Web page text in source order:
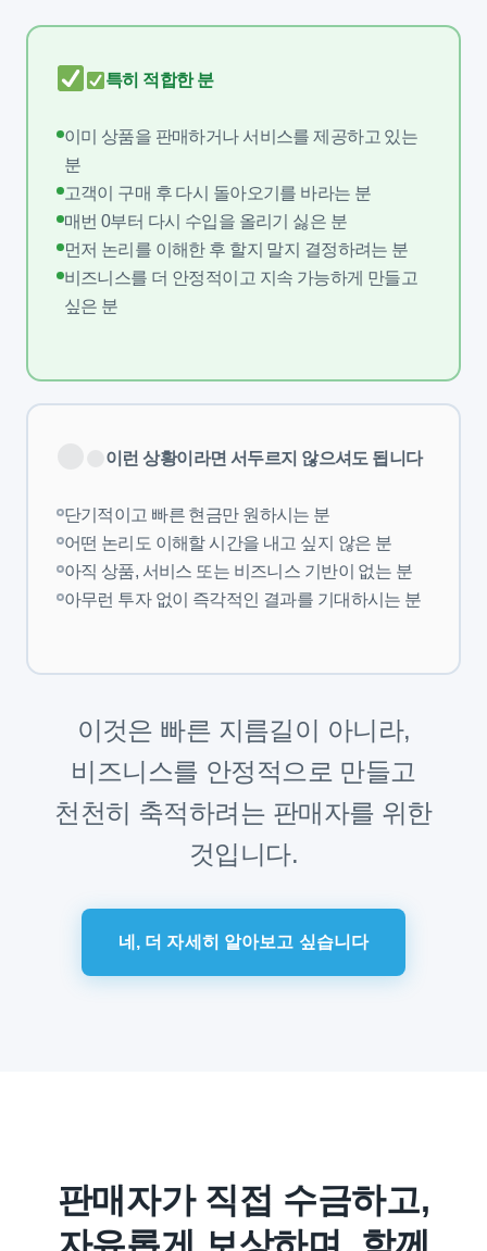
특히 적합한 분
이미 상품을 판매하거나 서비스를 제공하고 있는
분
고객이 구매 후 다시 돌아오기를 바라는 분
매번 0부터 다시 수입을 올리기 싫은 분
먼저 논리를 이해한 후 할지 말지 결정하려는 분
비즈니스를 더 안정적이고 지속 가능하게 만들고
싶은 분
이런 상황이라면 서두르지 않으셔도 됩니다
단기적이고 빠른 현금만 원하시는 분
어떤 논리도 이해할 시간을 내고 싶지 않은 분
아직 상품, 서비스 또는 비즈니스 기반이 없는 분
아무런 투자 없이 즉각적인 결과를 기대하시는 분
이것은 빠른 지름길이 아니라,
비즈니스를 안정적으로 만들고
천천히 축적하려는 판매자를 위한
것입니다.
네, 더 자세히 알아보고 싶습니다
판매자가 직접 수금하고,